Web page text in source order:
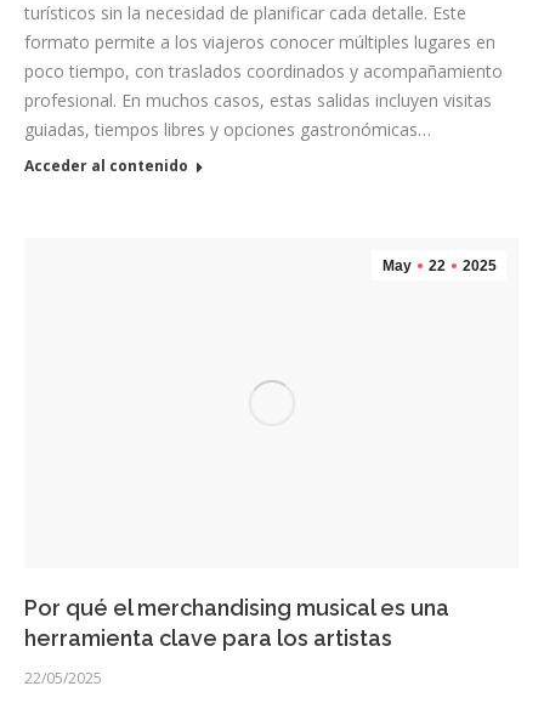
turísticos sin la necesidad de planificar cada detalle. Este
formato permite a los viajeros conocer múltiples lugares en
poco tiempo, con traslados coordinados y acompañamiento
profesional. En muchos casos, estas salidas incluyen visitas
guiadas, tiempos libres y opciones gastronómicas…
Acceder al contenido
May 22 2025
Por qué el merchandising musical es una
herramienta clave para los artistas
22/05/2025